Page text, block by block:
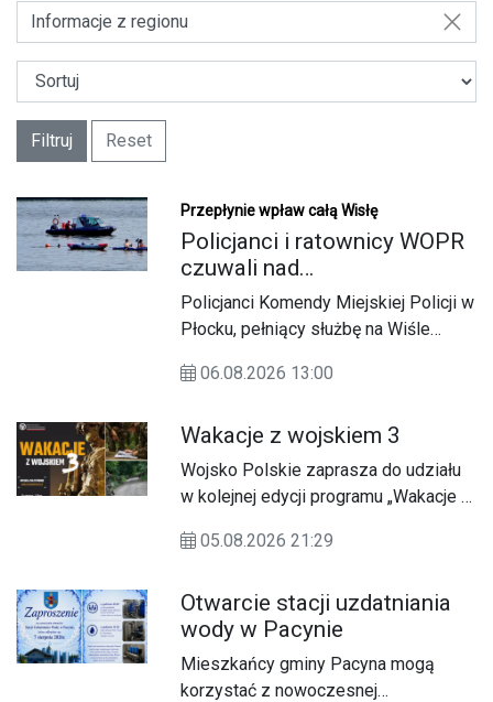
Informacje z regionu
Filtruj Reset
Przepłynie wpław całą Wisłę
Policjanci i ratownicy WOPR
czuwali nad
bezpieczeństwem
uczestnika wyjątkowej
wyprawy
Policjanci Komendy Miejskiej Policji w
Płocku, pełniący służbę na Wiśle
Ochotniczego Pogotowia
bezpieczeństwo osób
wypoczywających nad wodą oraz
korzystających z rzeki. Ostatnia
niecodzienną sytuację.
06.08.2026 13:00
Wakacje z wojskiem 3
Wojsko Polskie zaprasza do udziału
w kolejnej edycji programu „Wakacje z
bezpłatnego szkolenia wojskowego
młodych osób, które chcą aktywnie i
wartościowo spędzić część wakacji,
zdobyć nowe doświadczenia oraz
sprawdzić się w wymagających, ale
05.08.2026 21:29
Otwarcie stacji uzdatniania
wody w Pacynie
Mieszkańcy gminy Pacyna mogą
korzystać z nowoczesnej